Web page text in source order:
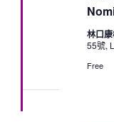
林口
55號,
Free